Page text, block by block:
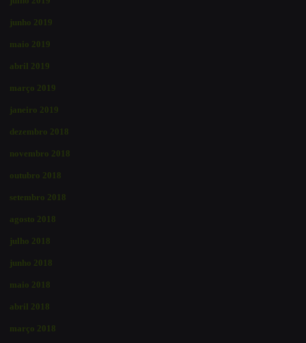
junho 2019
maio 2019
abril 2019
março 2019
janeiro 2019
dezembro 2018
novembro 2018
outubro 2018
setembro 2018
agosto 2018
julho 2018
junho 2018
maio 2018
abril 2018
março 2018